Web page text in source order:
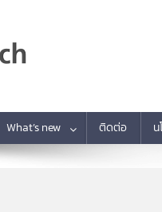
What’s new ติดต่อ